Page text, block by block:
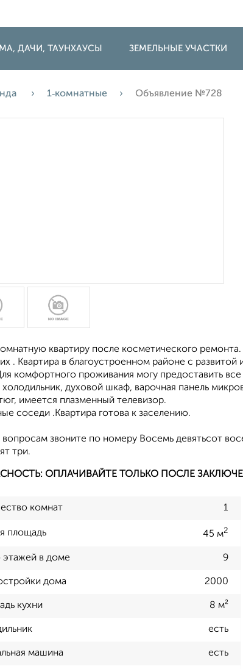
ДАЧИ, ТАУНХАУСЫ ЗЕМЕЛЬНЫЕ УЧАСТКИ
1‑комнатные Объявление №728
квартиру после косметического
. Квартира в благоустроенном районе с
комфортного проживания могу предоставить
духовой шкаф, варочная панель
имеется плазменный телевизор.
соседи .Квартира готова к заселению.
вопросам звоните по номеру Восемь девятьсот
три.
ОПЛАЧИВАЙТЕ ТОЛЬКО ПОСЛЕ
комнат 1
площадь 45 м2
этажей в доме 9
дома 2000
кухни 8 м²
есть
машина есть